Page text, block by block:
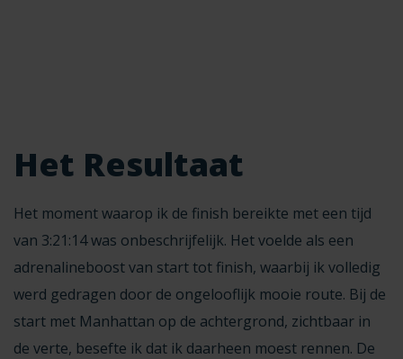
Het Resultaat
Het moment waarop ik de finish bereikte met een tijd
van 3:21:14 was onbeschrijfelijk. Het voelde als een
adrenalineboost van start tot finish, waarbij ik volledig
werd gedragen door de ongelooflijk mooie route. Bij de
start met Manhattan op de achtergrond, zichtbaar in
de verte, besefte ik dat ik daarheen moest rennen. De